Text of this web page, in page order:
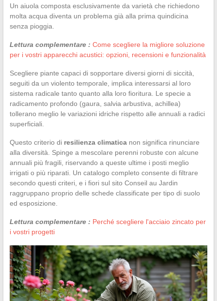
Un aiuola composta esclusivamente da varietà che richiedono
molta acqua diventa un problema già alla prima quindicina
senza pioggia.
Lettura complementare : Come scegliere la migliore soluzione
per i vostri apparecchi acustici: opzioni, recensioni e funzionalità
Scegliere piante capaci di sopportare diversi giorni di siccità,
seguiti da un violento temporale, implica interessarsi al loro
sistema radicale tanto quanto alla loro fioritura. Le specie a
radicamento profondo (gaura, salvia arbustiva, achillea)
tollerano meglio le variazioni idriche rispetto alle annuali a radici
superficiali.
Questo criterio di resilienza climaticanon significa rinunciare
alla diversità. Spinge a mescolare perenni robuste con alcune
annuali più fragili, riservando a queste ultime i posti meglio
irrigati o più riparati. Un catalogo completo consente di filtrare
secondo questi criteri, e i fiori sul sito Conseil au Jardin
raggruppano proprio delle schede classificate per tipo di suolo
ed esposizione.
Lettura complementare : Perché scegliere l'acciaio zincato per
i vostri progetti